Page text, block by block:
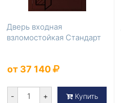
Дверь входная
взломостойкая Стандарт
от 37 140
- + Купить